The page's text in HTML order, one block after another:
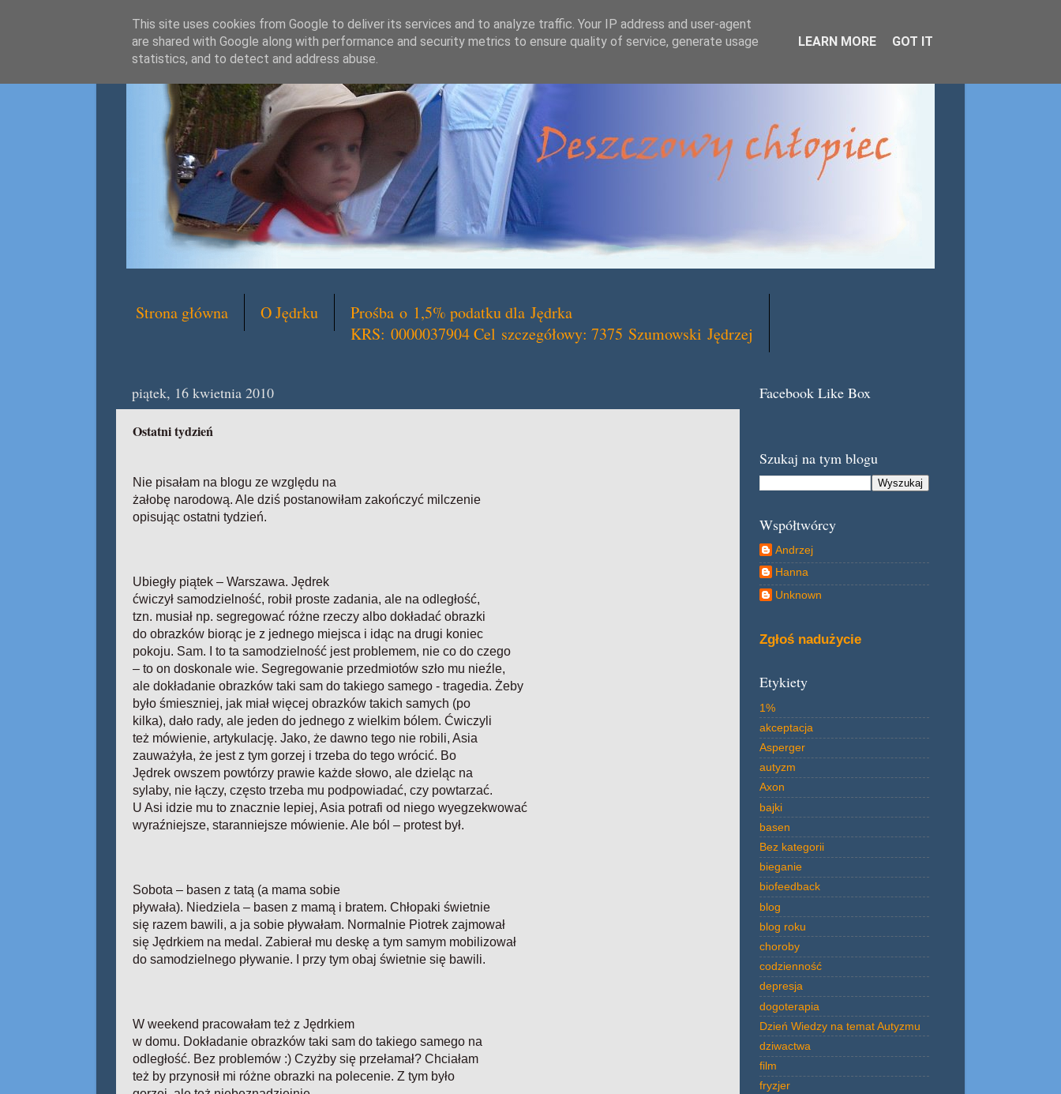
Strona główna O Jędrku
Prośba o 1,5% podatku dla Jędrka
KRS: 0000037904 Cel szczegółowy: 7375 Szumowski Jędrzej
piątek, 16 kwietnia 2010
Ostatni tydzień
Nie pisałam na blogu ze względu na
żałobę narodową. Ale dziś postanowiłam zakończyć milczenie
opisując ostatni tydzień.
Ubiegły piątek – Warszawa. Jędrek
ćwiczył samodzielność, robił proste zadania, ale na odległość,
tzn. musiał np. segregować różne rzeczy albo dokładać obrazki
do obrazków biorąc je z jednego miejsca i idąc na drugi koniec
pokoju. Sam. I to ta samodzielność jest problemem, nie co do czego
– to on doskonale wie. Segregowanie przedmiotów szło mu nieźle,
ale dokładanie obrazków taki sam do takiego samego - tragedia. Żeby
było śmieszniej, jak miał więcej obrazków takich samych (po
kilka), dało rady, ale jeden do jednego z wielkim bólem. Ćwiczyli
też mówienie, artykulację. Jako, że dawno tego nie robili, Asia
zauważyła, że jest z tym gorzej i trzeba do tego wrócić. Bo
Jędrek owszem powtórzy prawie każde słowo, ale dzieląc na
sylaby, nie łączy, często trzeba mu podpowiadać, czy powtarzać.
U Asi idzie mu to znacznie lepiej, Asia potrafi od niego wyegzekwować
wyraźniejsze, staranniejsze mówienie. Ale ból – protest był.
Sobota – basen z tatą (a mama sobie
pływała). Niedziela – basen z mamą i bratem. Chłopaki świetnie
się razem bawili, a ja sobie pływałam. Normalnie Piotrek zajmował
się Jędrkiem na medal. Zabierał mu deskę a tym samym mobilizował
do samodzielnego pływanie. I przy tym obaj świetnie się bawili.
W weekend pracowałam też z Jędrkiem
w domu. Dokładanie obrazków taki sam do takiego samego na
odległość. Bez problemów :) Czyżby się przełamał? Chciałam
też by przynosił mi różne obrazki na polecenie. Z tym było
Facebook Like Box
Szukaj na tym blogu
Współtwórcy
Andrzej
Hanna
Unknown
Zgłoś nadużycie
Etykiety
1%
akceptacja
Asperger
autyzm
Axon
bajki
basen
Bez kategorii
bieganie
biofeedback
blog
blog roku
choroby
codzienność
depresja
dogoterapia
Dzień Wiedzy na temat Autyzmu
dziwactwa
film
fryzjer
This site uses cookies from Google to deliver its services and to analyze traffic. Your IP address and user-agent
are shared with Google along with performance and security metrics to ensure quality of service, generate usage
statistics, and to detect and address abuse.
LEARN MORE GOT IT